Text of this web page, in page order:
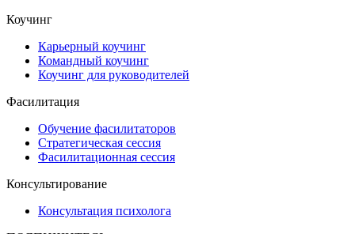
Коучинг
Карьерный коучинг
Командный коучинг
Коучинг для руководителей
Фасилитация
Обучение фасилитаторов
Стратегическая сессия
Фасилитационная сессия
Консультирование
Консультация психолога